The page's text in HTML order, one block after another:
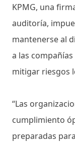
KPMG, una
auditoría,
mantenerse al
a las
mitigar riesgos
“Las
cumplimiento
preparadas